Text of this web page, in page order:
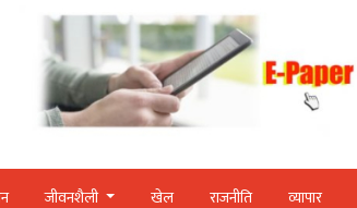
जीवनशैली खेल राजनीति व्‍यापार